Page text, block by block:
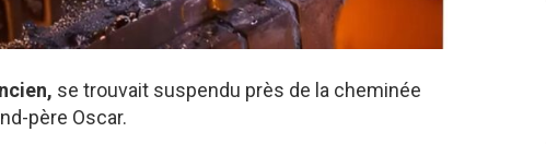
se trouvait suspendu près de la cheminée
père Oscar.